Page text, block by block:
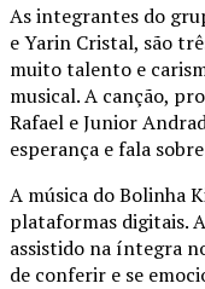
As integrantes do
e Yarin Cristal, são
muito talento e
musical. A canção,
Rafael e Junior
esperança e fala
A música do Bolinha
plataformas digitais.
assistido na íntegra
de conferir e se